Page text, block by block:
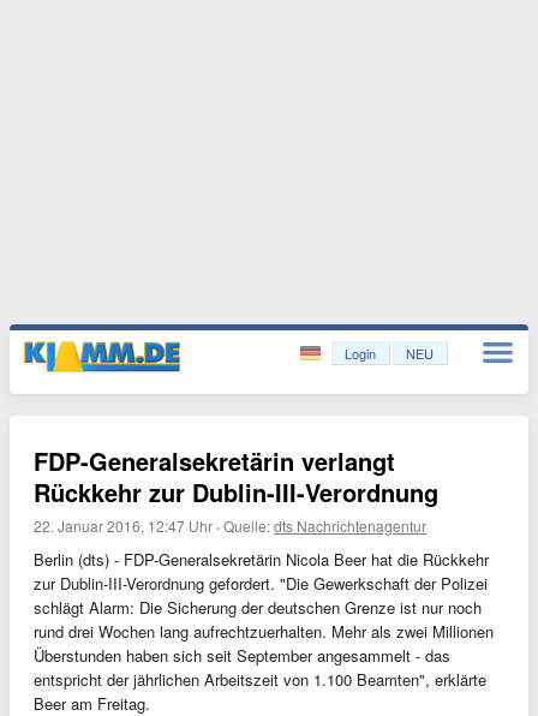
Login NEU
FDP-Generalsekretärin verlangt
Rückkehr zur Dublin-III-Verordnung
22. Januar 2016, 12:47 Uhr ·Quelle:dts Nachrichtenagentur
Berlin (dts) - FDP-Generalsekretärin Nicola Beer hat die Rückkehr
zur Dublin-III-Verordnung gefordert. "Die Gewerkschaft der Polizei
schlägt Alarm: Die Sicherung der deutschen Grenze ist nur noch
rund drei Wochen lang aufrechtzuerhalten. Mehr als zwei Millionen
Überstunden haben sich seit September angesammelt - das
entspricht der jährlichen Arbeitszeit von 1.100 Beamten", erklärte
Beer am Freitag.